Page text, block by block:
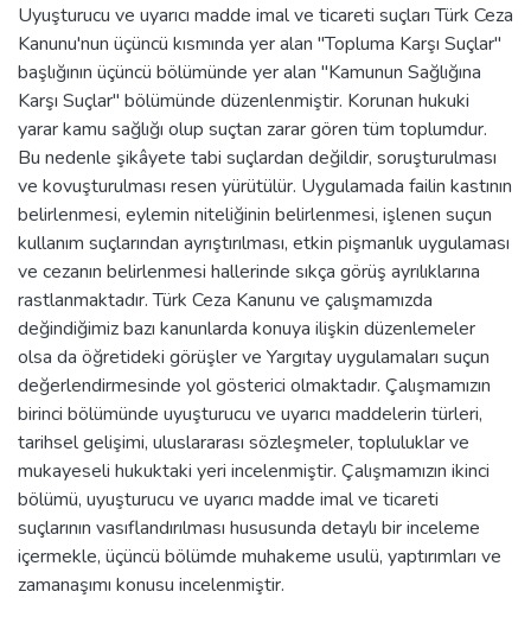
Uyuşturucu ve uyarıcı madde imal ve ticareti suçları Türk Ceza
Kanunu'nun üçüncü kısmında yer alan "Topluma Karşı Suçlar"
başlığının üçüncü bölümünde yer alan "Kamunun Sağlığına
Karşı Suçlar" bölümünde düzenlenmiştir. Korunan hukuki
yarar kamu sağlığı olup suçtan zarar gören tüm toplumdur.
Bu nedenle şikâyete tabi suçlardan değildir, soruşturulması
ve kovuşturulması resen yürütülür. Uygulamada failin kastının
belirlenmesi, eylemin niteliğinin belirlenmesi, işlenen suçun
kullanım suçlarından ayrıştırılması, etkin pişmanlık uygulaması
ve cezanın belirlenmesi hallerinde sıkça görüş ayrılıklarına
rastlanmaktadır. Türk Ceza Kanunu ve çalışmamızda
değindiğimiz bazı kanunlarda konuya ilişkin düzenlemeler
olsa da öğretideki görüşler ve Yargıtay uygulamaları suçun
değerlendirmesinde yol gösterici olmaktadır. Çalışmamızın
birinci bölümünde uyuşturucu ve uyarıcı maddelerin türleri,
tarihsel gelişimi, uluslararası sözleşmeler, topluluklar ve
mukayeseli hukuktaki yeri incelenmiştir. Çalışmamızın ikinci
bölümü, uyuşturucu ve uyarıcı madde imal ve ticareti
suçlarının vasıflandırılması hususunda detaylı bir inceleme
içermekle, üçüncü bölümde muhakeme usulü, yaptırımları ve
zamanaşımı konusu incelenmiştir.